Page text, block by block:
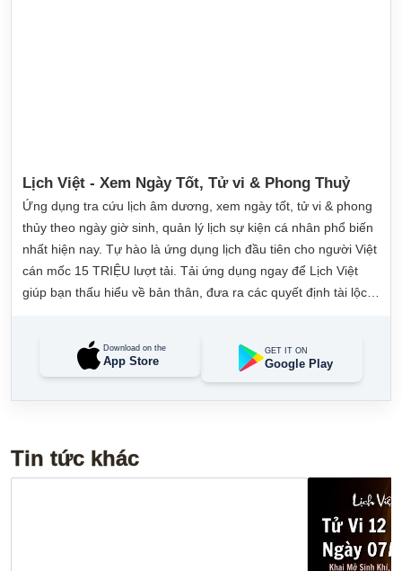
Lịch Việt - Xem Ngày Tốt, Tử vi & Phong Thuỷ
Ứng dụng tra cứu lịch âm dương, xem ngày tốt, tử vi & phong
thủy theo ngày giờ sinh, quản lý lịch sự kiện cá nhân phổ biến
nhất hiện nay. Tự hào là ứng dụng lịch đầu tiên cho người Việt
cán mốc 15 TRIỆU lượt tải. Tải ứng dụng ngay để Lịch Việt
giúp bạn thấu hiểu về bản thân, đưa ra các quyết định tài lộc,
Download on the
App Store
GET IT ON
Google Play
Tin tức khác